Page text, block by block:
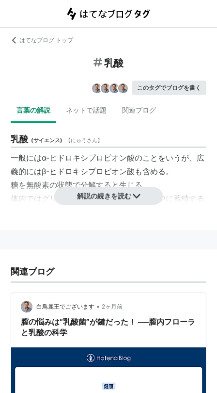
はてなブログ トップ
乳酸
このタグでブログを書く
言葉の解説 ネットで話題 関連ブログ
乳酸 (サイエンス) 【にゅうさん】
一般にはα-ヒドロキシプロピオン酸のことをいうが、広
義的にはβ-ヒドロキシプロピオン酸も含める。
糖を無酸素の状態で分解すると生じる。
体内ではグリコーゲンの代謝で生じ、筋肉中に蓄積する
解説の続きを読む
関連ブログ
白鳥麗王でございます • 2ヶ月前
膣の悩みは“乳酸菌”が鍵だった！ ──膣内フローラ
と乳酸の科学